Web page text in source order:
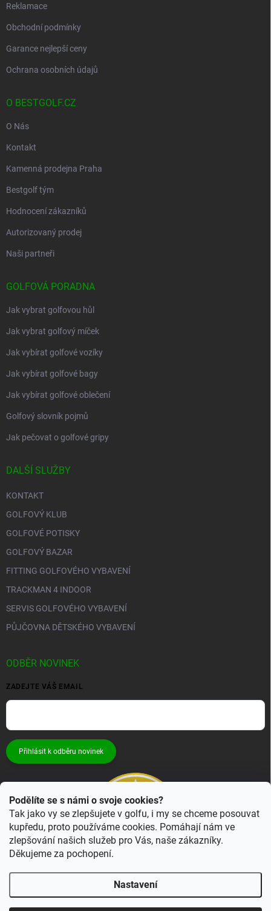
Podělíte se s námi o svoje cookies?
Tak jako vy se zlepšujete v golfu, i my se chceme posouvat
kupředu, proto používáme cookies. Pomáhají nám ve
zlepšování našich služeb pro Vás, naše zákazníky.
Děkujeme za pochopení.
Nastavení
Reklamace
Obchodní podmínky
Garance nejlepší ceny
Ochrana osobních údajů
O BESTGOLF.CZ
O Nás
Kontakt
Kamenná prodejna Praha
Bestgolf tým
Hodnocení zákazníků
Autorizovaný prodej
Naši partneři
GOLFOVÁ PORADNA
Jak vybrat golfovou hůl
Jak vybrat golfový míček
Jak vybírat golfové vozíky
Jak vybírat golfové bagy
Jak vybírat golfové oblečení
Golfový slovník pojmů
Jak pečovat o golfové gripy
DALŠÍ SLUŽBY
KONTAKT
GOLFOVÝ KLUB
GOLFOVÉ POTISKY
GOLFOVÝ BAZAR
FITTING GOLFOVÉHO VYBAVENÍ
TRACKMAN 4 INDOOR
SERVIS GOLFOVÉHO VYBAVENÍ
PŮJČOVNA DĚTSKÉHO VYBAVENÍ
ODBĚR NOVINEK
ZADEJTE VÁŠ EMAIL
Přihlásit k odběru novinek
Copyright 2026Bestgolf.cz. Všechna práva vyhrazena.Upravit nastavení